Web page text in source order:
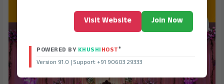
Visit Website Join Now
POWERED BY KHUSHIHOST®
Version 91.0 | Support +91 90603 29333